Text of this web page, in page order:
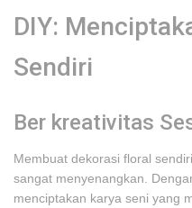
DIY:
Sendiri
Ber kreativitas
Membuat dekorasi floral
sangat menyenangkan.
menciptakan karya seni yang